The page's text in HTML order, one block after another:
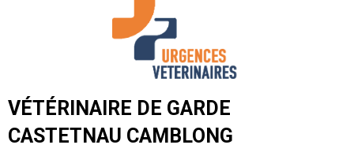
VÉTÉRINAIRE DE GARDE
CASTETNAU CAMBLONG